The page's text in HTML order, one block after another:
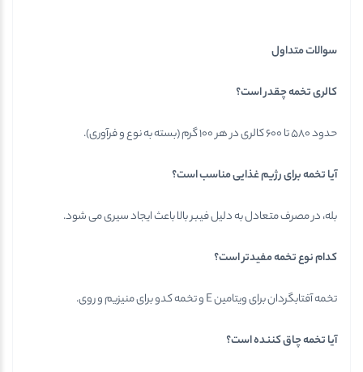
سوالات متداول
کالری تخمه چقدر است؟
حدود ۵۸۰ تا ۶۰۰ کالری در هر ۱۰۰ گرم (بسته به نوع و فرآوری).
آیا تخمه برای رژیم غذایی مناسب است؟
بله، در مصرف متعادل به دلیل فیبر بالا باعث ایجاد سیری می شود.
کدام نوع تخمه مفیدتر است؟
تخمه آفتابگردان برای ویتامین E و تخمه کدو برای منیزیم و روی.
آیا تخمه چاق کننده است؟